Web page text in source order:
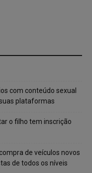
com conteúdo sexual
plataformas
o filho tem inscrição
de veículos novos
de todos os níveis